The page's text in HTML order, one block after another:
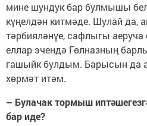
мине шундук бар булмышы
күңелдән китмәде. Шулай да,
тәрбияләнүе, сафлыгы
еллар эчендә Гөлназның
гашыйк булдым. Барысын да
хөрмәт итәм.
– Булачак тормыш
бар иде?